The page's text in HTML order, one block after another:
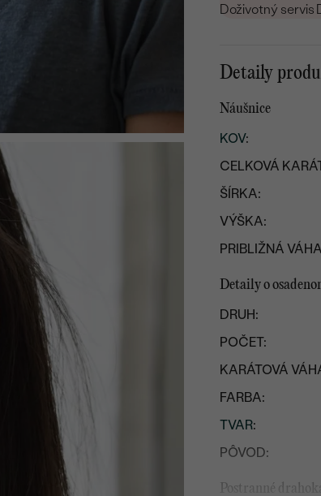
Doživotný servis
Detaily
Náušnice
KOV:
CELKOVÁ
ŠÍRKA:
VÝŠKA:
PRIBLIŽNÁ
Detaily o
DRUH:
POČET:
KARÁTOVÁ
FARBA:
TVAR:
PÔVOD:
Postranné